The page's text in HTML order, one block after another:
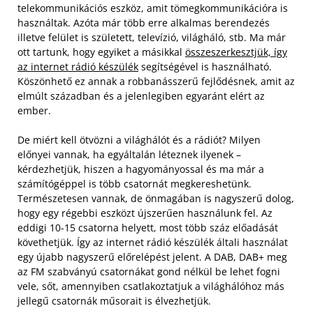
telekommunikációs eszköz, amit tömegkommunikációra is
használtak. Azóta már több erre alkalmas berendezés
illetve felület is született, televízió, világháló, stb. Ma már
ott tartunk, hogy egyiket a másikkal összeszerkesztjük, így
az internet rádió készülék segítségével is használható.
Köszönhető ez annak a robbanásszerű fejlődésnek, amit az
elmúlt században és a jelenlegiben egyaránt elért az
ember.
De miért kell ötvözni a világhálót és a rádiót? Milyen
előnyei vannak, ha egyáltalán léteznek ilyenek –
kérdezhetjük, hiszen a hagyományossal és ma már a
számítógéppel is több csatornát megkereshetünk.
Természetesen vannak, de önmagában is nagyszerű dolog,
hogy egy régebbi eszközt újszerűen használunk fel. Az
eddigi 10-15 csatorna helyett, most több száz előadását
követhetjük. Így az internet rádió készülék általi használat
egy újabb nagyszerű előrelépést jelent. A DAB, DAB+ meg
az FM szabványú csatornákat gond nélkül be lehet fogni
vele, sőt, amennyiben csatlakoztatjuk a világhálóhoz más
jellegű csatornák műsorait is élvezhetjük.